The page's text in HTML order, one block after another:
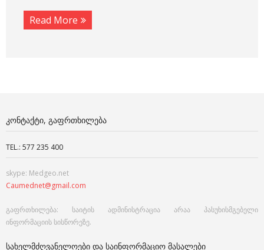
Read More
ᲙᲝᲜᲢᲐᲥᲢᲘ, ᲒᲐᲤᲠᲗᲮᲘᲚᲔᲑᲐ
TEL.: 577 235 400
skype: Medgeo.net
Caumednet@gmail.com
გაფრთხილება: საიტის ადმინისტრაცია არაა პასუხისმგებელი
ინფორმაციის სისწორეზე.
ᲡᲐᲮᲔᲚᲛᲫᲦᲕᲐᲜᲔᲚᲝᲔᲑᲘ ᲓᲐ ᲡᲐᲘᲜᲤᲝᲠᲛᲐᲪᲘᲝ ᲛᲐᲡᲐᲚᲔᲑᲘ